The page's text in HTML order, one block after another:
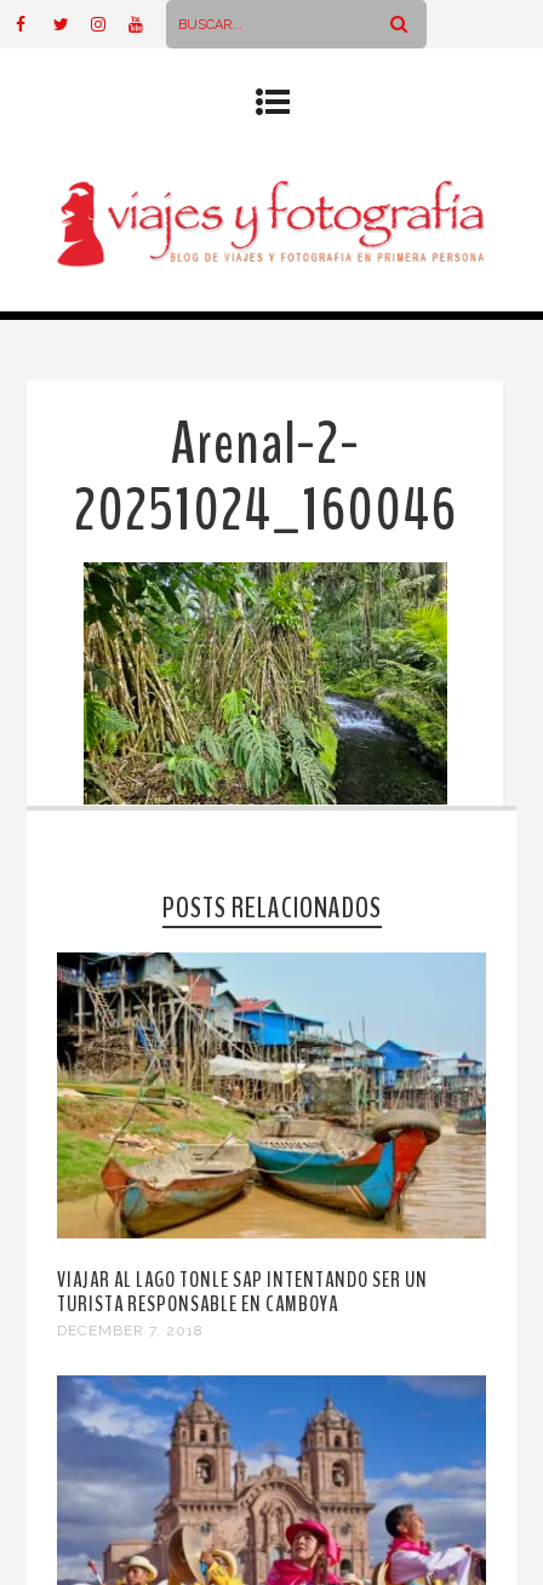
Arenal-2-
20251024_160046
POSTS RELACIONADOS
VIAJAR AL LAGO TONLE SAP INTENTANDO SER UN
TURISTA RESPONSABLE EN CAMBOYA
DECEMBER 7, 2018